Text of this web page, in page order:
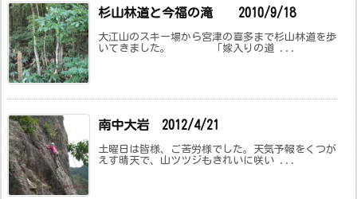
杉山林道と今福の滝 2010/9/18
大江山のスキー場から宮津の喜多まで杉山林道を歩
いてきました。 「嫁入りの道 ...
南中大岩 2012/4/21
土曜日は皆様、ご苦労様でした。天気予報をくつが
えす晴天で、山ツツジもきれいに咲い ...